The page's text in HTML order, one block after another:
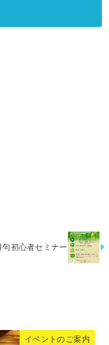
句初心者セミナー
イベントのご案内